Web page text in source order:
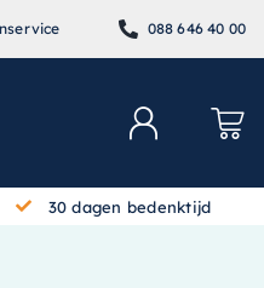
088 646 40 00
30 dagen bedenktijd